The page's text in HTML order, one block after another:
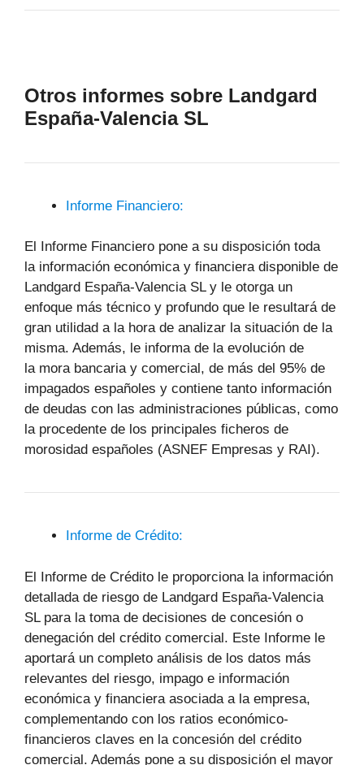
Otros informes sobre Landgard
España-Valencia SL
Informe Financiero:
El Informe Financiero pone a su disposición toda
la información económica y financiera disponible de
Landgard España-Valencia SL y le otorga un
enfoque más técnico y profundo que le resultará de
gran utilidad a la hora de analizar la situación de la
misma. Además, le informa de la evolución de
la mora bancaria y comercial, de más del 95% de
impagados españoles y contiene tanto información
de deudas con las administraciones públicas, como
la procedente de los principales ficheros de
morosidad españoles (ASNEF Empresas y RAI).
Informe de Crédito:
El Informe de Crédito le proporciona la información
detallada de riesgo de Landgard España-Valencia
SL para la toma de decisiones de concesión o
denegación del crédito comercial. Este Informe le
aportará un completo análisis de los datos más
relevantes del riesgo, impago e información
económica y financiera asociada a la empresa,
complementando con los ratios económico-
financieros claves en la concesión del crédito
comercial. Además pone a su disposición el mayor